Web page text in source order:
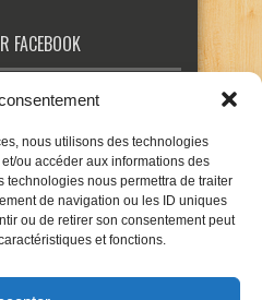
nous utilisons des technologies
ou accéder aux informations des
technologies nous permettra de traiter
de navigation ou les ID uniques
ou de retirer son consentement peut
et fonctions.
FACEBOOK